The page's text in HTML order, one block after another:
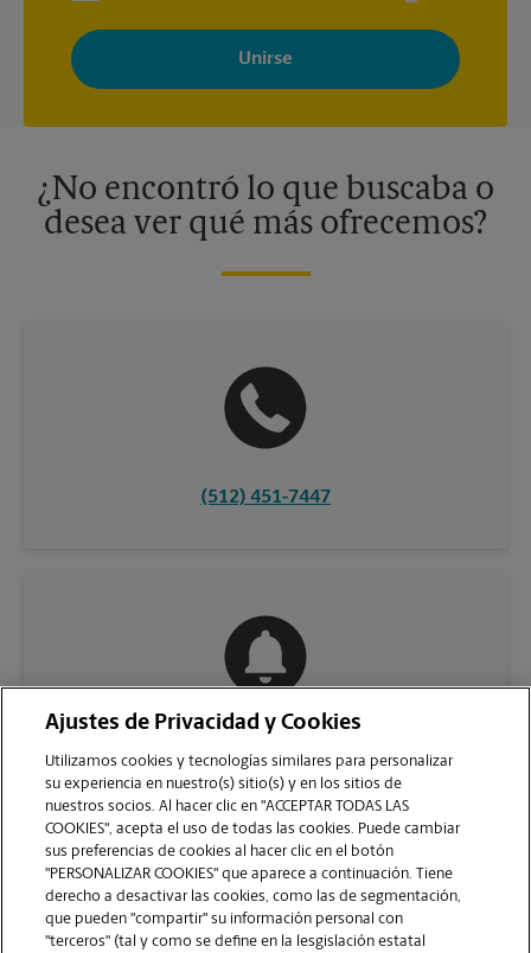
Al registrarse, acepta recibir correos electrónicos de The UPS
Store con noticias, ofertas especiales, promociones y mensajes
adaptados a sus intereses. Puede darse de baja en cualquier
momento. Para más información, consulte nuestra política de
¿No encontró lo que buscaba o
desea ver qué más ofrecemos?
(512) 451-7447
Ajustes de Privacidad y Cookies
Utilizamos cookies y tecnologías similares para personalizar
su experiencia en nuestro(s) sitio(s) y en los sitios de
nuestros socios. Al hacer clic en "ACCEPTAR TODAS LAS
COOKIES", acepta el uso de todas las cookies. Puede cambiar
sus preferencias de cookies al hacer clic en el botón
"PERSONALIZAR COOKIES" que aparece a continuación. Tiene
derecho a desactivar las cookies, como las de segmentación,
que pueden "compartir" su información personal con
"terceros" (tal y como se define en la lesgislación estatal